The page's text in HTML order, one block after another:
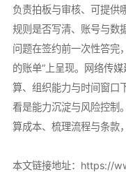
负责拍板与审核、可提供
规则是否写清、账号与数
问题在签约前一次性答完
的账单”上呈现。网络传
算、组织能力与时间窗口
看是能力沉淀与风险控制
算成本、梳理流程与条款
本文链接地址： https://